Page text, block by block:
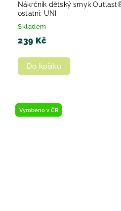
Nákrčník dětský smyk
ostatní: UNI
Skladem
239 Kč
Do košíku
Vyrobeno v ČR